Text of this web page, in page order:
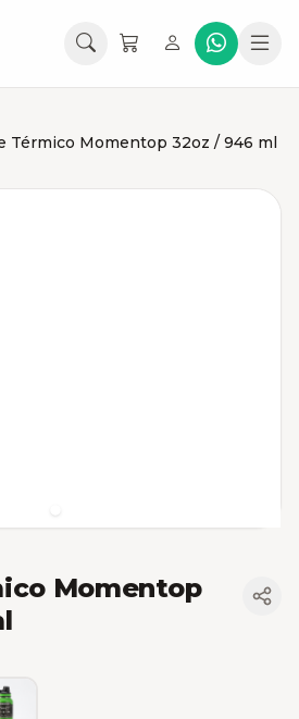
Térmico Momentop 32oz / 946 ml
Momentop